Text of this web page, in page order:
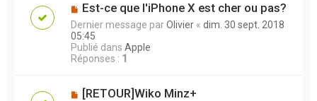
Est-ce que l'iPhone X est cher ou pas?
Dernier message parOlivier « dim. 30 sept. 2018
05:45
Publié dans Apple
Réponses : 1
[RETOUR]Wiko Minz+